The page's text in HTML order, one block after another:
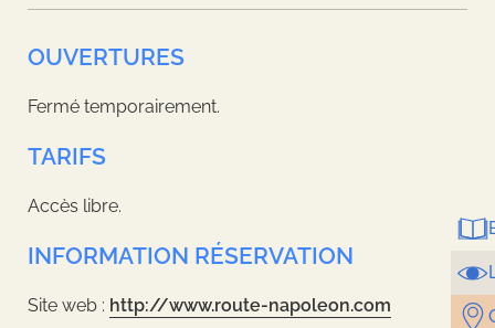
OUVERTURES
Fermé temporairement.
TARIFS
Accès libre.
INFORMATION RÉSERVATION
Site web : http://www.route-napoleon.com
Leaflet | © OpenStreetMapcontributors, Tiles style byHumanitarian